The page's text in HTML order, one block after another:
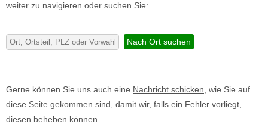
weiter zu navigieren oder suchen Sie:
Gerne können Sie uns auch eine Nachricht schicken, wie Sie auf
diese Seite gekommen sind, damit wir, falls ein Fehler vorliegt,
diesen beheben können.